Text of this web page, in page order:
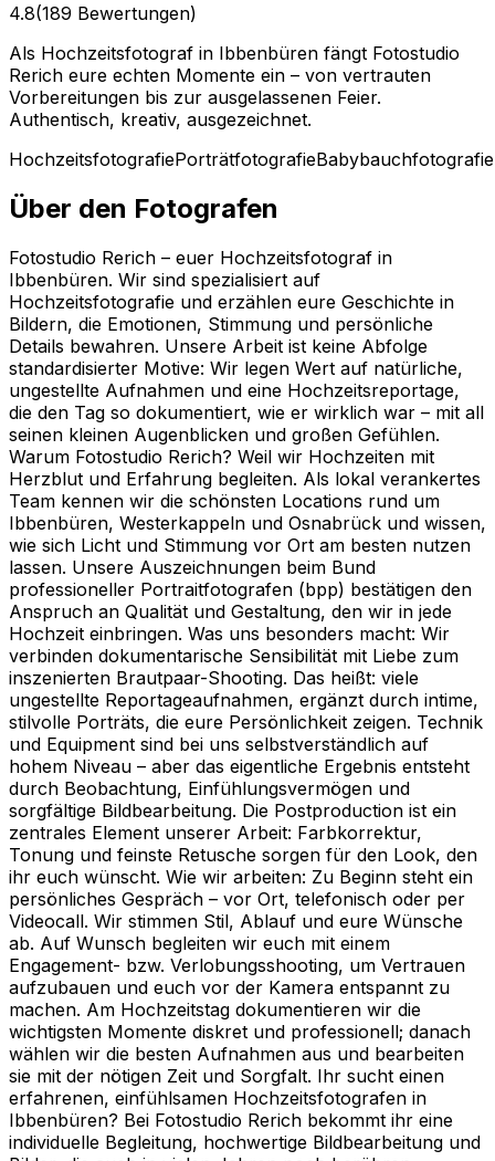
4.8(189 Bewertungen)
Als Hochzeitsfotograf in Ibbenbüren fängt Fotostudio
Rerich eure echten Momente ein – von vertrauten
Vorbereitungen bis zur ausgelassenen Feier.
Authentisch, kreativ, ausgezeichnet.
HochzeitsfotografiePorträtfotografieBabybauchfotografie
Über den Fotografen
Fotostudio Rerich – euer Hochzeitsfotograf in
Ibbenbüren. Wir sind spezialisiert auf
Hochzeitsfotografie und erzählen eure Geschichte in
Bildern, die Emotionen, Stimmung und persönliche
Details bewahren. Unsere Arbeit ist keine Abfolge
standardisierter Motive: Wir legen Wert auf natürliche,
ungestellte Aufnahmen und eine Hochzeitsreportage,
die den Tag so dokumentiert, wie er wirklich war – mit all
seinen kleinen Augenblicken und großen Gefühlen.
Warum Fotostudio Rerich? Weil wir Hochzeiten mit
Herzblut und Erfahrung begleiten. Als lokal verankertes
Team kennen wir die schönsten Locations rund um
Ibbenbüren, Westerkappeln und Osnabrück und wissen,
wie sich Licht und Stimmung vor Ort am besten nutzen
lassen. Unsere Auszeichnungen beim Bund
professioneller Portraitfotografen (bpp) bestätigen den
Anspruch an Qualität und Gestaltung, den wir in jede
Hochzeit einbringen. Was uns besonders macht: Wir
verbinden dokumentarische Sensibilität mit Liebe zum
inszenierten Brautpaar-Shooting. Das heißt: viele
ungestellte Reportageaufnahmen, ergänzt durch intime,
stilvolle Porträts, die eure Persönlichkeit zeigen. Technik
und Equipment sind bei uns selbstverständlich auf
hohem Niveau – aber das eigentliche Ergebnis entsteht
durch Beobachtung, Einfühlungsvermögen und
sorgfältige Bildbearbeitung. Die Postproduction ist ein
zentrales Element unserer Arbeit: Farbkorrektur,
Tonung und feinste Retusche sorgen für den Look, den
ihr euch wünscht. Wie wir arbeiten: Zu Beginn steht ein
persönliches Gespräch – vor Ort, telefonisch oder per
Videocall. Wir stimmen Stil, Ablauf und eure Wünsche
ab. Auf Wunsch begleiten wir euch mit einem
Engagement- bzw. Verlobungsshooting, um Vertrauen
aufzubauen und euch vor der Kamera entspannt zu
machen. Am Hochzeitstag dokumentieren wir die
wichtigsten Momente diskret und professionell; danach
wählen wir die besten Aufnahmen aus und bearbeiten
sie mit der nötigen Zeit und Sorgfalt. Ihr sucht einen
erfahrenen, einfühlsamen Hochzeitsfotografen in
Ibbenbüren? Bei Fotostudio Rerich bekommt ihr eine
individuelle Begleitung, hochwertige Bildbearbeitung und